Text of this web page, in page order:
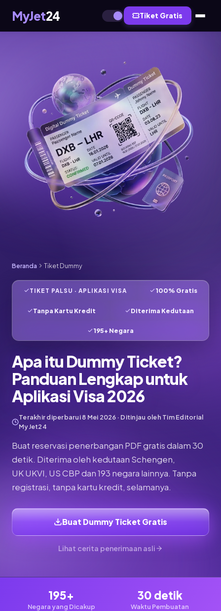
MyJet24 Tiket Gratis
Beranda Tiket Dummy
TIKET PALSU · APLIKASI VISA 100% Gratis
Tanpa Kartu Kredit Diterima Kedutaan
195+ Negara
Apa itu Dummy Ticket?
Panduan Lengkap untuk
Aplikasi Visa 2026
Terakhir diperbarui8 Mei 2026 · Ditinjau oleh Tim Editorial
MyJet24
Buat reservasi penerbangan PDF gratis dalam 30
detik. Diterima oleh kedutaan Schengen,
UK UKVI, US CBP dan 193 negara lainnya. Tanpa
registrasi, tanpa kartu kredit, selamanya.
Buat Dummy Ticket Gratis
Lihat cerita penerimaan asli
195+
Negara yang Dicakup
30 detik
Waktu Pembuatan